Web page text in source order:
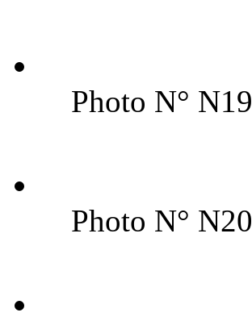
Photo N° N19
Photo N° N20